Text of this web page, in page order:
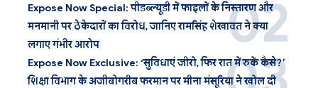
Expose Now Special: पीडब्ल्यूडी में फाइलों के निस्तारण और
मनमानी पर ठेकेदारों का विरोध, जानिए रामसिंह शेखावत ने क्या
लगाए गंभीर आरोप
Expose Now Exclusive: ‘सुविधाएं जीरो, फिर रात में रुकें कैसे?’
शिक्षा विभाग के अजीबोगरीब फरमान पर मीना मंसूरिया ने खोल दी